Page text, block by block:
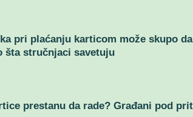
pri plaćanju karticom može skupo
šta stručnjaci savetuju
prestanu da rade? Građani pod